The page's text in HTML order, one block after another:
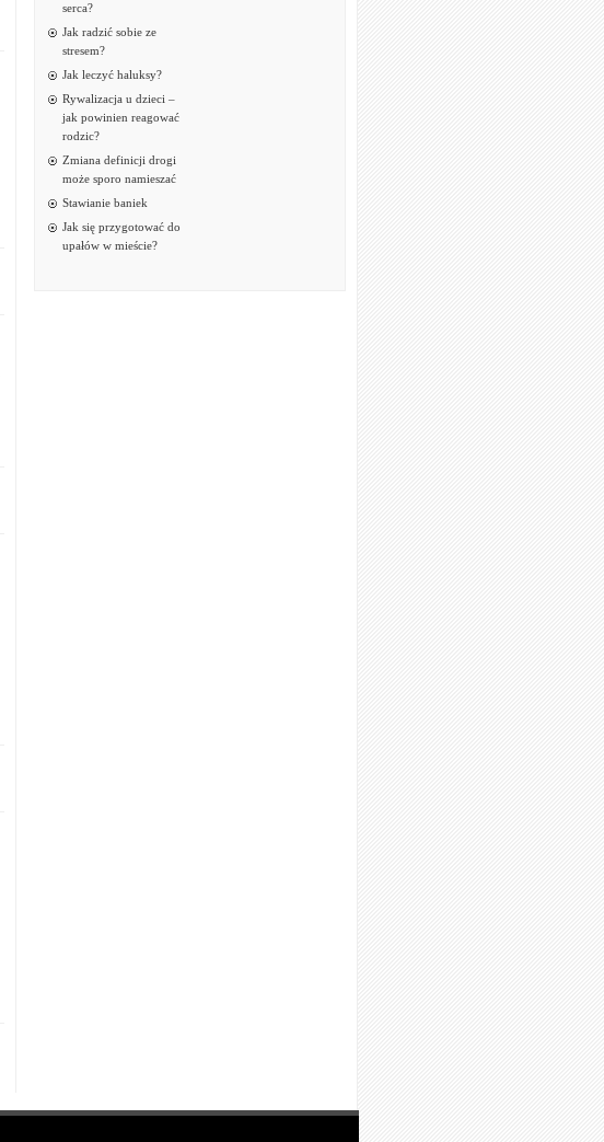
serca?
Jak radzić sobie ze
stresem?
Jak leczyć haluksy?
Rywalizacja u dzieci –
jak powinien reagować
rodzic?
Zmiana definicji drogi
może sporo namieszać
Stawianie baniek
Jak się przygotować do
upałów w mieście?